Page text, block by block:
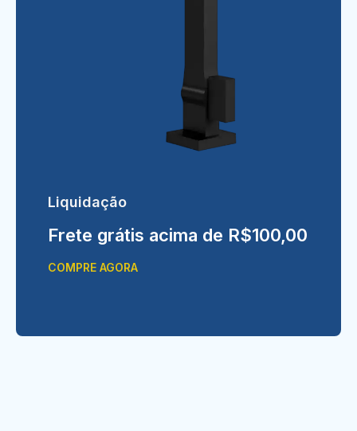
Liquidação
Frete grátis acima de R$100,00
COMPRE AGORA